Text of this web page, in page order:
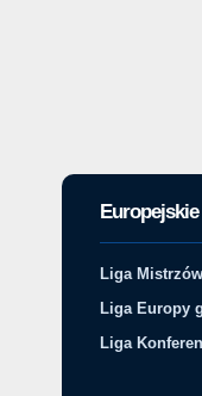
Liga
Liga Europy
Liga